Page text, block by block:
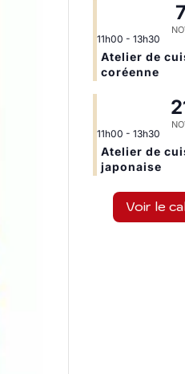
7
11h00 - 13h30
Atelier de
coréenne
11h00 - 13h30
Atelier de
japonaise
Voir le